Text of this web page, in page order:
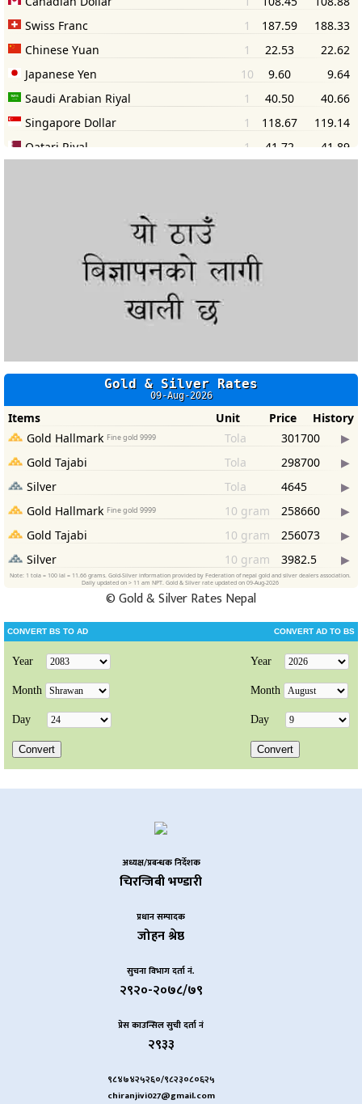
©Gold & Silver Rates Nepal
अध्यक्ष/प्रबन्धक निर्देशक
चिरन्जिबी भण्डारी
प्रधान सम्पादक
जोहन श्रेष्ठ
सुचना विभाग दर्ता नं.
२९२०-२०७८/७९
प्रेस काउन्सिल सुची दर्ता नं
२९३३
९८४७४२५२६०/९८२३०८०६२५
chiranjivi027@gmail.com